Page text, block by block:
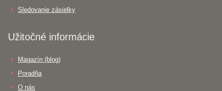
Sledovanie zásielky
Užitočné informácie
Magazín (blog)
Poradňa
O nás